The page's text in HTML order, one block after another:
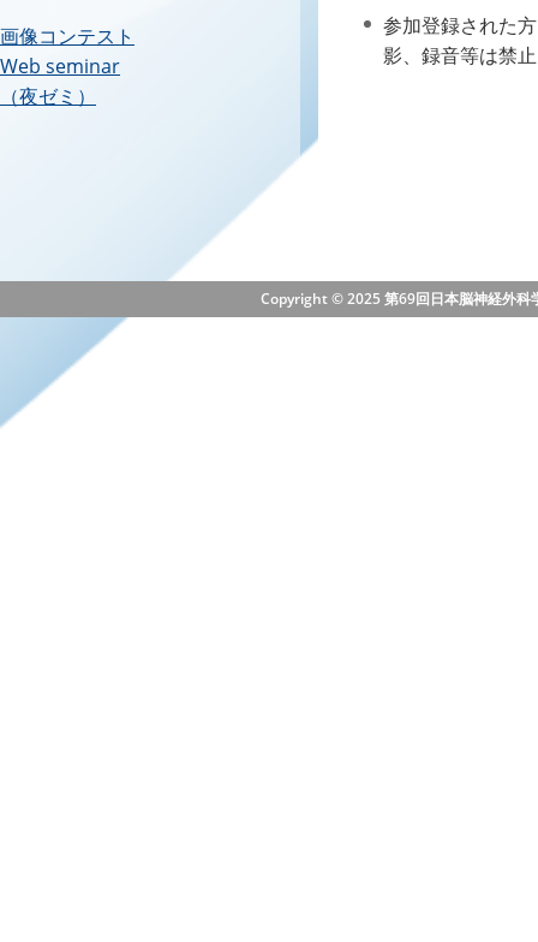
画像コンテスト
Web seminar
（夜ゼミ）
参加登録された
影、録音等は禁
Copyright © 2025 第69回日本脳神経外科